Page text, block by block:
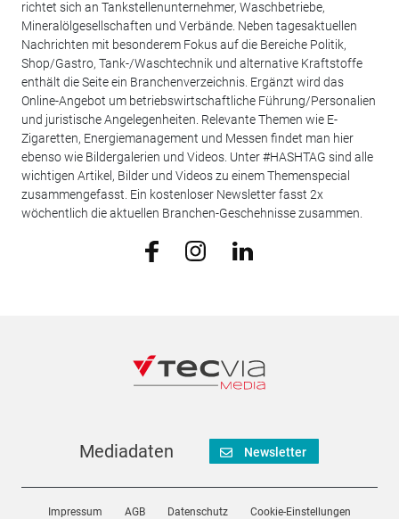
richtet sich an Tankstellenunternehmer, Waschbetriebe,
Mineralölgesellschaften und Verbände. Neben tagesaktuellen
Nachrichten mit besonderem Fokus auf die Bereiche Politik,
Shop/Gastro, Tank-/Waschtechnik und alternative Kraftstoffe
enthält die Seite ein Branchenverzeichnis. Ergänzt wird das
Online-Angebot um betriebswirtschaftliche Führung/Personalien
und juristische Angelegenheiten. Relevante Themen wie E-
Zigaretten, Energiemanagement und Messen findet man hier
ebenso wie Bildergalerien und Videos. Unter #HASHTAG sind alle
wichtigen Artikel, Bilder und Videos zu einem Themenspecial
zusammengefasst. Ein kostenloser Newsletter fasst 2x
wöchentlich die aktuellen Branchen-Geschehnisse zusammen.
Mediadaten Newsletter
Impressum AGB Datenschutz Cookie-Einstellungen